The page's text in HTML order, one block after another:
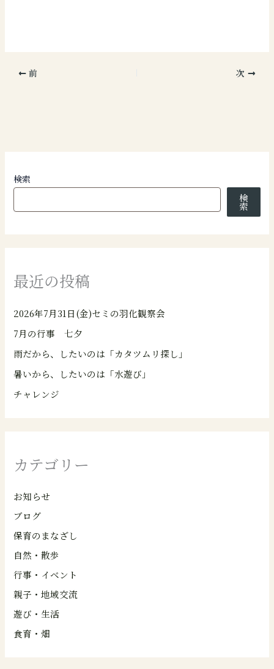
前 次
検索
検
索
最近の投稿
2026年7月31日(金)セミの羽化観察会
7月の行事 七夕
雨だから、したいのは「カタツムリ探し」
暑いから、したいのは「水遊び」
チャレンジ
カテゴリー
お知らせ
ブログ
保育のまなざし
自然・散歩
行事・イベント
親子・地域交流
遊び・生活
食育・畑